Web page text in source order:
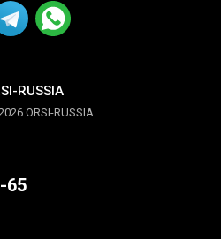
RUSSIA
ORSI-RUSSIA
65